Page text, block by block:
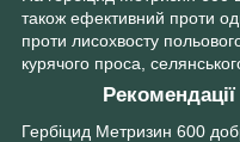
також ефективний проти
проти лисохвосту
курячого проса,
Гербіцид Метризин 600